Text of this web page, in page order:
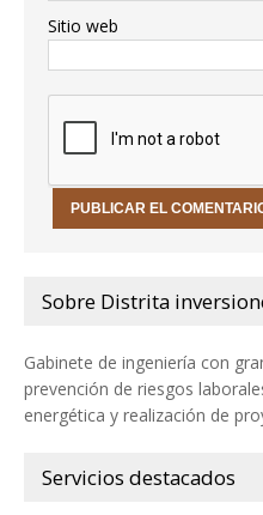
Sitio web
Sobre Distrita
Gabinete de ingeniería con
prevención de riesgos
energética y realización de
Servicios destacados